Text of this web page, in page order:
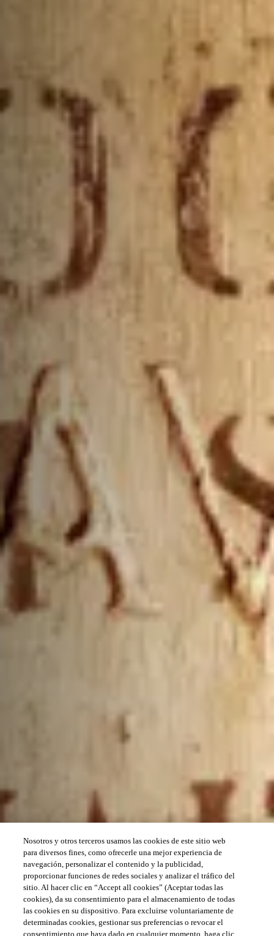
Nosotros y otros terceros usamos las cookies de este sitio web
para diversos fines, como ofrecerle una mejor experiencia de
navegación, personalizar el contenido y la publicidad,
proporcionar funciones de redes sociales y analizar el tráfico del
sitio. Al hacer clic en “Accept all cookies” (Aceptar todas las
cookies), da su consentimiento para el almacenamiento de todas
las cookies en su dispositivo. Para excluirse voluntariamente de
determinadas cookies, gestionar sus preferencias o revocar el
consentimiento que haya dado en cualquier momento, haga clic